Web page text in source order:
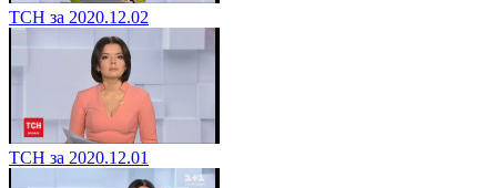
ТСН за 2020.12.02
ТСН за 2020.12.01